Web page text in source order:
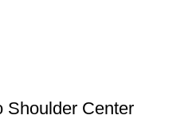
Shoulder Center